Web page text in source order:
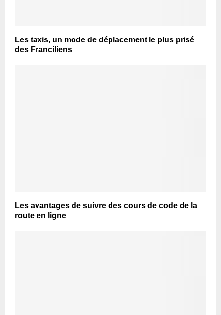
Les taxis, un mode de déplacement le plus prisé
des Franciliens
Les avantages de suivre des cours de code de la
route en ligne